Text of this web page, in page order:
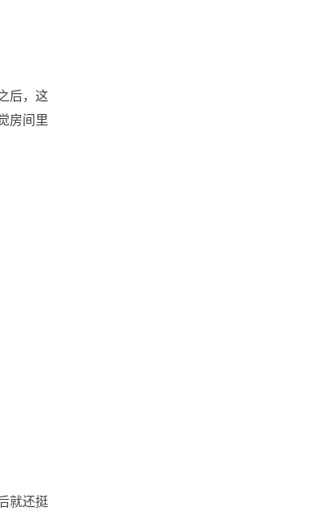
后，这
房间里
就还挺